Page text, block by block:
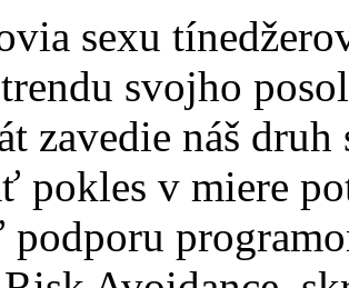
sexu
svojho
zavedie náš
pokles v miere